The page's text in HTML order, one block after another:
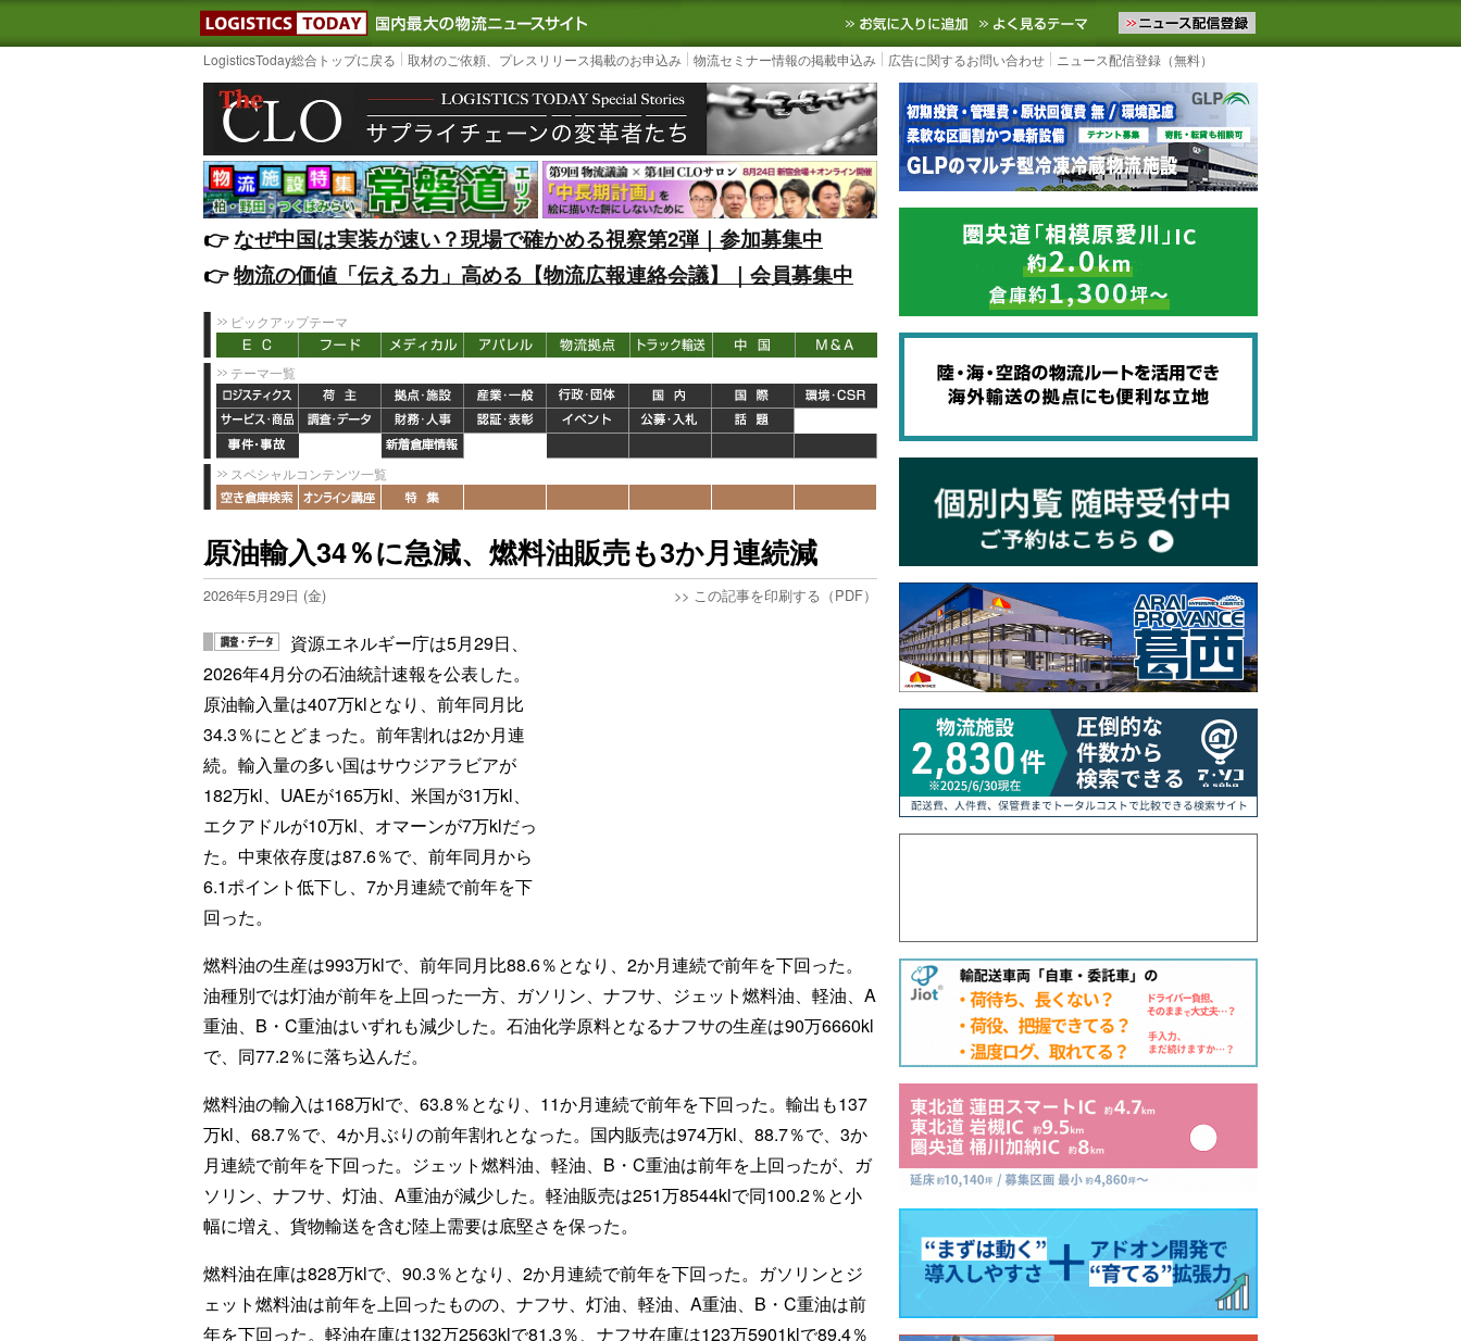
LOGISTICS TODAY｜国内最大の物流ニュースサイト3PL, SCMなど国内外の最新の物流ニュースをお届けします。物流ニュースメール配信を登録す
お気に入りに追加 よく見るテーマ
LogisticsToday総合トップに戻る 取材のご依頼、プレスリリース掲載のお申込み 物流セミナー情報の掲載申込み 広告に関するお問い合わせ ニュース配信登録（無料）
👉️なぜ中国は実装が速い？現場で確かめる視察第2弾｜参加募集中
👉️物流の価値「伝える力」高める【物流広報連絡会議】｜会員募集中
ピックアップテーマ
テーマ一覧
スペシャルコンテンツ一覧
原油輸入34％に急減、燃料油販売も3か月連続減
2026年5月29日 (金) >> この記事を印刷する（PDF）
資源エネルギー庁は5月29日、
2026年4月分の石油統計速報を公表した。
原油輸入量は407万klとなり、前年同月比
34.3％にとどまった。前年割れは2か月連
続。輸入量の多い国はサウジアラビアが
182万kl、UAEが165万kl、米国が31万kl、
エクアドルが10万kl、オマーンが7万klだっ
た。中東依存度は87.6％で、前年同月から
6.1ポイント低下し、7か月連続で前年を下
回った。
燃料油の生産は993万klで、前年同月比88.6％となり、2か月連続で前年を下回った。
油種別では灯油が前年を上回った一方、ガソリン、ナフサ、ジェット燃料油、軽油、A
重油、B・C重油はいずれも減少した。石油化学原料となるナフサの生産は90万6660kl
で、同77.2％に落ち込んだ。
燃料油の輸入は168万klで、63.8％となり、11か月連続で前年を下回った。輸出も137
万kl、68.7％で、4か月ぶりの前年割れとなった。国内販売は974万kl、88.7％で、3か
月連続で前年を下回った。ジェット燃料油、軽油、B・C重油は前年を上回ったが、ガ
ソリン、ナフサ、灯油、A重油が減少した。軽油販売は251万8544klで同100.2％と小
幅に増え、貨物輸送を含む陸上需要は底堅さを保った。
燃料油在庫は828万klで、90.3％となり、2か月連続で前年を下回った。ガソリンとジ
ェット燃料油は前年を上回ったものの、ナフサ、灯油、軽油、A重油、B・C重油は前
年を下回った。軽油在庫は132万2563klで81.3％、ナフサ在庫は123万5901klで89.4％